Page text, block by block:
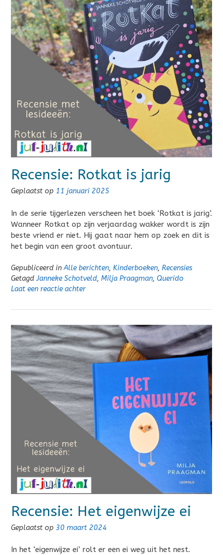
Recensie: Rotkat is jarig
Geplaatst op 11 januari 2025
In de serie tijgerlezen verscheen het boek ‘Rotkat is jarig’.
Wanneer Rotkat op zijn verjaardag wakker wordt is zijn
beste vriend er niet. Hij gaat naar hem op zoek en dit is
het begin van een groot avontuur.
Gepubliceerd inAlle berichten, Kinderboeken, Recensies
GetagdJanneke Schotveld, Milja Praagman, Querido
Laat een reactie achter
Recensie: Het eigenwijze ei
Geplaatst op 30 maart 2024
In het ‘eigenwijze ei’ rolt er een ei weg uit het nest.